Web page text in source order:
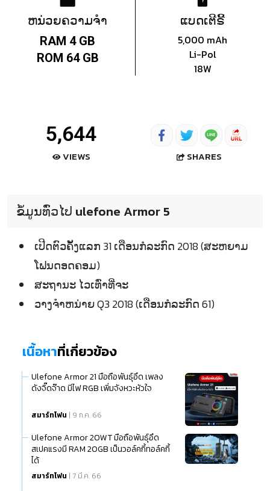
ຫນ່ວຍຄວາມຈຳ
RAM 4 GB
ROM 64 GB
ແບດເຕີຣີ້
5,000 mAh
Li-Pol
18W
5,644
VIEWS SHARES
ຂໍ້ມູນທົ່ວໄປ ulefone Armor 5
ເປີດຕົວຄັ້ງແລກ 31 ເດືອນກໍລະກົດ 2018 (ສະຫຍາມ
ໂຟນດອດຄອມ)
ສະຖານະ ໄວເທົ່າທີ່ຈະ
ວາງຈຳຫນ່າຍ Q3 2018 (ເດືອນກໍລະກົດ 61)
เนื้อหาที่เกี่ยวข้อง
Ulefone Armor 21 มือถือพันธุ์อึด เพลง
ดังจิ๊ดจ๊าด มีไฟ RGB เพิ่มจังหวะหัวใจ
สมาร์ทโฟน | 9 ก.ค. 66
Ulefone Armor 20WT มือถือพันธุ์อึด
สเปคแรงมี RAM 20GB เป็นวอล์คกี้ทอล์คกี้
ได้
สมาร์ทโฟน | 7 มี.ค. 66